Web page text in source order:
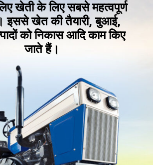
खेती के लिए सबसे महत्वपूर्ण
इससे खेत की तैयारी, बुआई,
को निकास आदि काम किए
जाते हैं।